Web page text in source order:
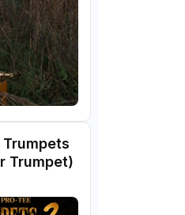
Trumpets
Trumpet)